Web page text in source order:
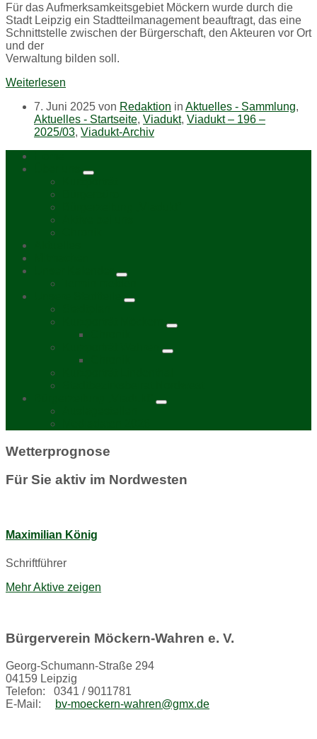
Für das Aufmerksamkeitsgebiet Möckern wurde durch die
Stadt Leipzig ein Stadtteilmanagement beauftragt, das eine
Schnittstelle zwischen der Bürgerschaft, den Akteuren vor Ort
und der
Verwaltung bilden soll.
Weiterlesen
7. Juni 2025 von Redaktion in Aktuelles - Sammlung,
Aktuelles - Startseite, Viadukt, Viadukt – 196 –
2025/03, Viadukt-Archiv
Wetterprognose
Für Sie aktiv im Nordwesten
Maximilian König
Schriftführer
Mehr Aktive zeigen
Bürgerverein Möckern-Wahren e. V.
Georg-Schumann-Straße 294
04159 Leipzig
Telefon: 0341 / 9011781
E-Mail:
bv-moeckern-wahren@gmx.de